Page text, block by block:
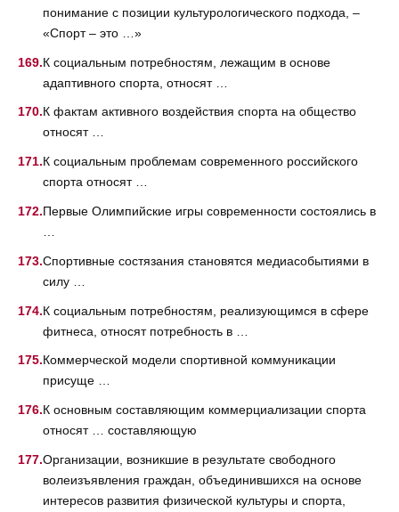
понимание с позиции культурологического подхода, –
«Спорт – это …»
К социальным потребностям, лежащим в основе
адаптивного спорта, относят …
К фактам активного воздействия спорта на общество
относят …
К социальным проблемам современного российского
спорта относят …
Первые Олимпийские игры современности состоялись в
Спортивные состязания становятся медиасобытиями в
силу …
К социальным потребностям, реализующимся в сфере
фитнеса, относят потребность в …
Коммерческой модели спортивной коммуникации
присуще …
К основным составляющим коммерциализации спорта
относят … составляющую
Организации, возникшие в результате свободного
волеизъявления граждан, объединившихся на основе
интересов развития физической культуры и спорта,